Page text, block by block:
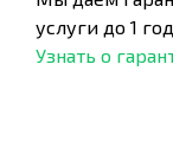
услуги до 1
Узнать о